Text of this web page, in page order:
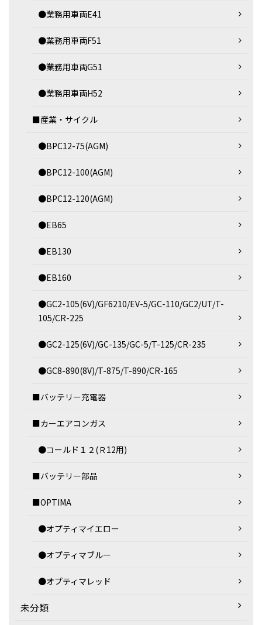
●業務用車両E41
●業務用車両F51
●業務用車両G51
●業務用車両H52
■産業・サイクル
●BPC12-75(AGM)
●BPC12-100(AGM)
●BPC12-120(AGM)
●EB65
●EB130
●EB160
●GC2-105(6V)/GF6210/EV-5/GC-110/GC2/UT/T-
105/CR-225
●GC2-125(6V)/GC-135/GC-5/T-125/CR-235
●GC8-890(8V)/T-875/T-890/CR-165
■バッテリー充電器
■カーエアコンガス
●コールド１２(Ｒ12用)
■バッテリー部品
■OPTIMA
●オプティマイエロー
●オプティマブルー
●オプティマレッド
未分類